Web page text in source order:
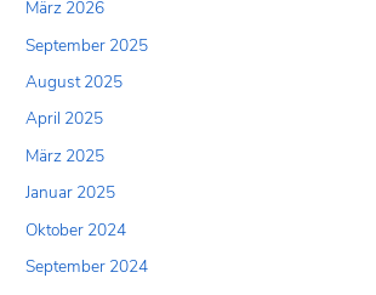
n
n
a
c
März 2026
September 2025
August 2025
April 2025
März 2025
Januar 2025
Oktober 2024
September 2024